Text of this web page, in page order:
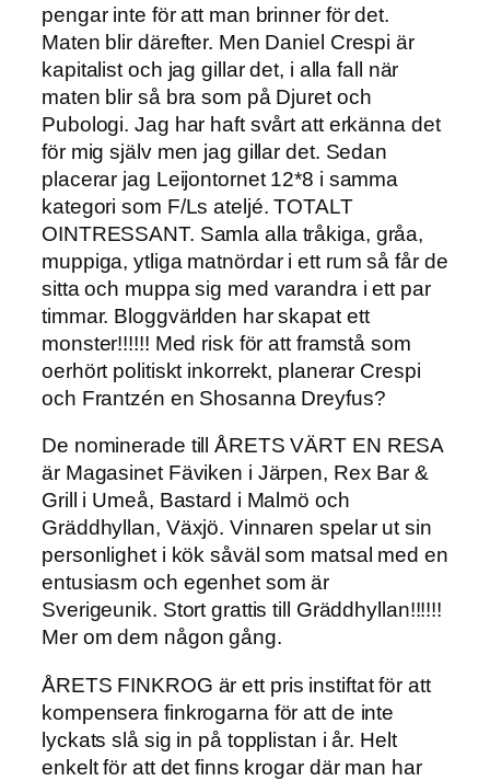
pengar inte för att man brinner för det.
Maten blir därefter. Men Daniel Crespi är
kapitalist och jag gillar det, i alla fall när
maten blir så bra som på Djuret och
Pubologi. Jag har haft svårt att erkänna det
för mig själv men jag gillar det. Sedan
placerar jag Leijontornet 12*8 i samma
kategori som F/Ls ateljé. TOTALT
OINTRESSANT. Samla alla tråkiga, gråa,
muppiga, ytliga matnördar i ett rum så får de
sitta och muppa sig med varandra i ett par
timmar. Bloggvärlden har skapat ett
monster!!!!!! Med risk för att framstå som
oerhört politiskt inkorrekt, planerar Crespi
och Frantzén en Shosanna Dreyfus?
De nominerade till ÅRETS VÄRT EN RESA
är Magasinet Fäviken i Järpen, Rex Bar &
Grill i Umeå, Bastard i Malmö och
Gräddhyllan, Växjö. Vinnaren spelar ut sin
personlighet i kök såväl som matsal med en
entusiasm och egenhet som är
Sverigeunik. Stort grattis till Gräddhyllan!!!!!!
Mer om dem någon gång.
ÅRETS FINKROG är ett pris instiftat för att
kompensera finkrogarna för att de inte
lyckats slå sig in på topplistan i år. Helt
enkelt för att det finns krogar där man har